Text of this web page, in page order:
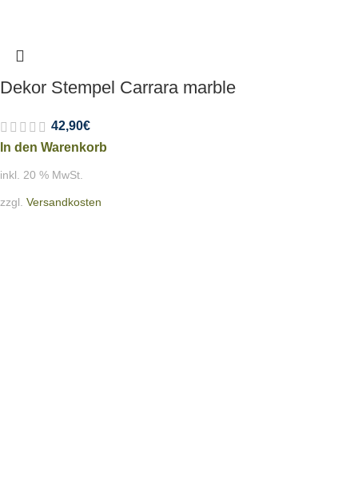
Dekor Stempel Carrara marble
42,90€
In den Warenkorb
inkl. 20 % MwSt.
zzgl. Versandkosten